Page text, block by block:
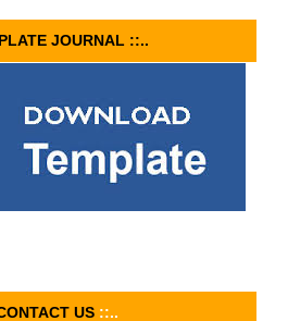
JOURNAL ::..
US ::..